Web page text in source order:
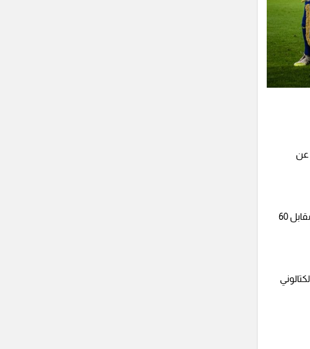
عن
وينتهي عقد المدافع الأوروجوياني، رونالد أراوخو، بنهاية موسم 2031، مع وجود بند بإمكانية ضمه من جانب أي نادي مقابل 60